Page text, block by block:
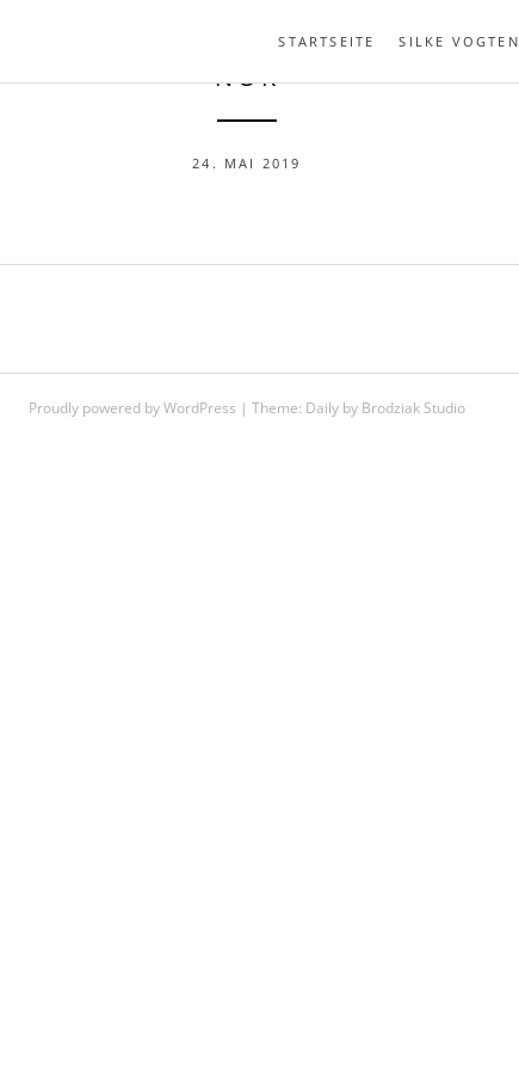
STARTSEITE SILKE VOGTEN
NOR
24. MAI 2019
Proudly powered by WordPress | Theme: Daily by Brodziak Studio